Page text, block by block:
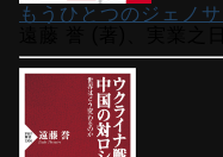
もうひとつのジェノ